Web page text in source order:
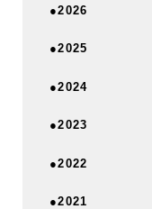
●2026
●2025
●2024
●2023
●2022
●2021